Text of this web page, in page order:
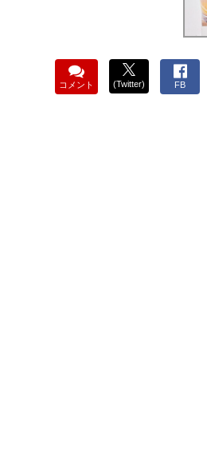
コメント (Twitter) FB